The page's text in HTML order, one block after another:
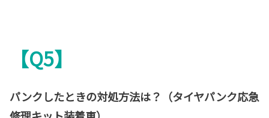
【Q5】
パンクしたときの対処方法は？（タイヤパンク応急